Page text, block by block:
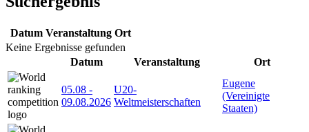
Datum Veranstaltung Ort
Keine Ergebnisse gefunden
Datum
Veranstaltung Ort
05.08 -
09.08.2026
U20-
Weltmeisterschaften
Eugene
(Vereinigte
Staaten)